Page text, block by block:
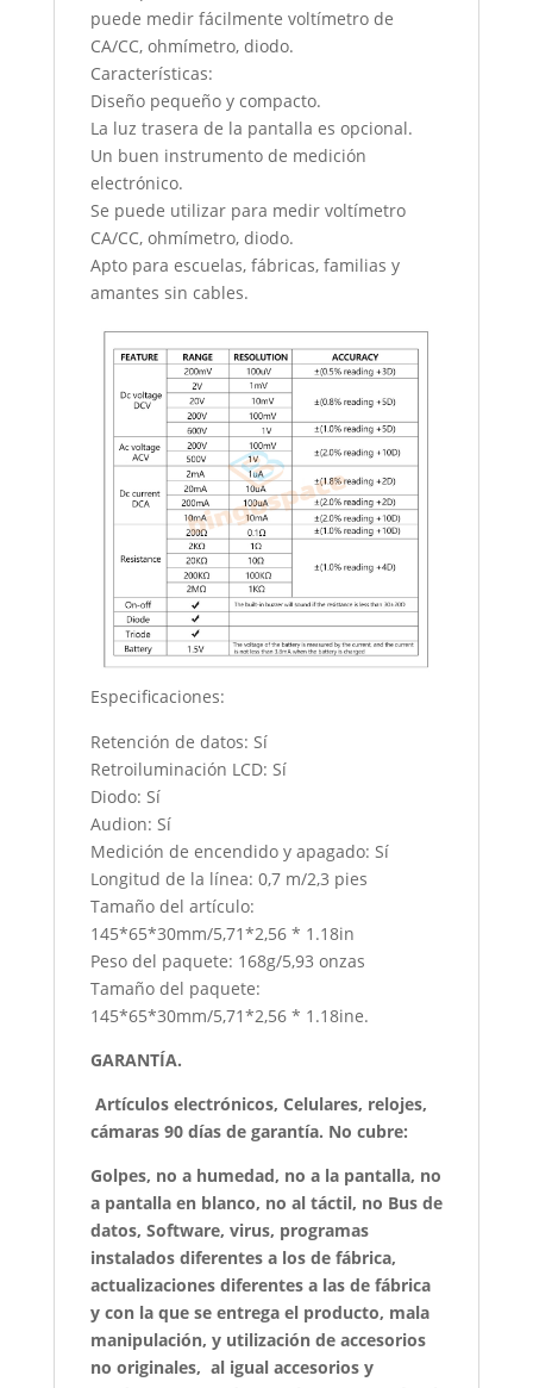
puede medir fácilmente voltímetro de
CA/CC, ohmímetro, diodo.
Características:
Diseño pequeño y compacto.
La luz trasera de la pantalla es opcional.
Un buen instrumento de medición
electrónico.
Se puede utilizar para medir voltímetro
CA/CC, ohmímetro, diodo.
Apto para escuelas, fábricas, familias y
amantes sin cables.
Especificaciones:
Retención de datos: Sí
Retroiluminación LCD: Sí
Diodo: Sí
Audion: Sí
Medición de encendido y apagado: Sí
Longitud de la línea: 0,7 m/2,3 pies
Tamaño del artículo:
145*65*30mm/5,71*2,56 * 1.18in
Peso del paquete: 168g/5,93 onzas
Tamaño del paquete:
145*65*30mm/5,71*2,56 * 1.18ine.
GARANTÍA.
Artículos electrónicos, Celulares, relojes,
cámaras 90 días de garantía. No cubre:
Golpes, no a humedad, no a la pantalla, no
a pantalla en blanco, no al táctil, no Bus de
datos, Software, virus, programas
instalados diferentes a los de fábrica,
actualizaciones diferentes a las de fábrica
y con la que se entrega el producto, mala
manipulación, y utilización de accesorios
no originales, al igual accesorios y